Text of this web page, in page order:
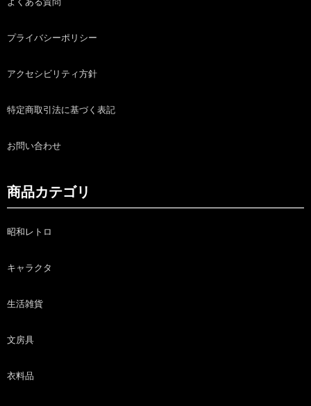
プライバシーポリシー
アクセシビリティ方針
特定商取引法に基づく表記
お問い合わせ
商品カテゴリ
昭和レトロ
キャラクタ
生活雑貨
文房具
衣料品